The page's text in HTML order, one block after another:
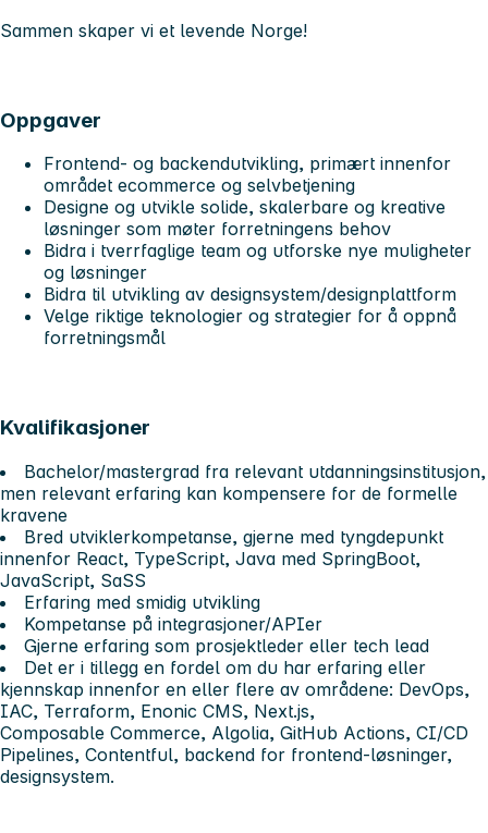
Sammen skaper vi et levende Norge!
Oppgaver
Frontend- og backendutvikling, primært innenfor
området ecommerce og selvbetjening
Designe og utvikle solide, skalerbare og kreative
løsninger som møter forretningens behov
Bidra i tverrfaglige team og utforske nye muligheter
og løsninger
Bidra til utvikling av designsystem/designplattform
Velge riktige teknologier og strategier for å oppnå
forretningsmål
Kvalifikasjoner
Bachelor/mastergrad fra relevant utdanningsinstitusjon,
men relevant erfaring kan kompensere for de formelle
kravene
Bred utviklerkompetanse, gjerne med tyngdepunkt
innenfor React, TypeScript, Java med SpringBoot,
JavaScript, SaSS
Erfaring med smidig utvikling
Kompetanse på integrasjoner/APIer
Gjerne erfaring som prosjektleder eller tech lead
Det er i tillegg en fordel om du har erfaring eller
kjennskap innenfor en eller flere av områdene: DevOps,
IAC, Terraform, Enonic CMS, Next.js,
Composable Commerce, Algolia, GitHub Actions, CI/CD
Pipelines, Contentful, backend for frontend-løsninger,
designsystem.